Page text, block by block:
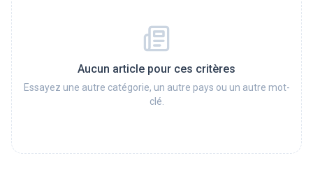
Aucun article pour ces critères
Essayez une autre catégorie, un autre pays ou un autre mot-
clé.